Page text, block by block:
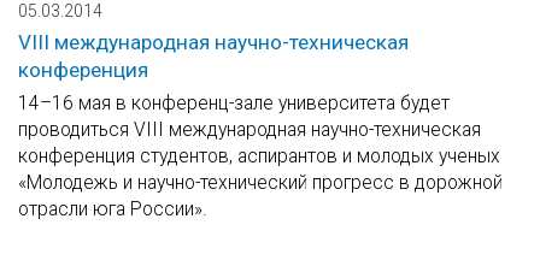
05.03.2014
VIII международная научно-техническая
конференция
14–16 мая в конференц-зале университета будет
проводиться VIII международная научно-техническая
конференция студентов, аспирантов и молодых ученых
«Молодежь и научно-технический прогресс в дорожной
отрасли юга России».